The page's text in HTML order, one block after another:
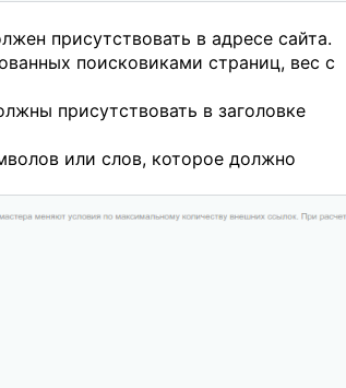
присутствовать в адресе сайта.
поисковиками страниц, вес с
присутствовать в заголовке
или слов, которое должно